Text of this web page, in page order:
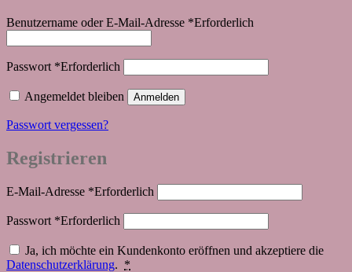
Benutzername oder E-Mail-Adresse *Erforderlich
Passwort *Erforderlich
Angemeldet bleiben Anmelden
Passwort vergessen?
Registrieren
E-Mail-Adresse *Erforderlich
Passwort *Erforderlich
Ja, ich möchte ein Kundenkonto eröffnen und akzeptiere die
Datenschutzerklärung. *